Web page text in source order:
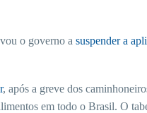
o governo a suspender a
, após a greve dos
em todo o Brasil. O